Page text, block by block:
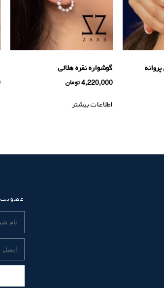
گوشواره نقره هلالی
4,220,000تومان
اطلاعات بیشتر
عضویت